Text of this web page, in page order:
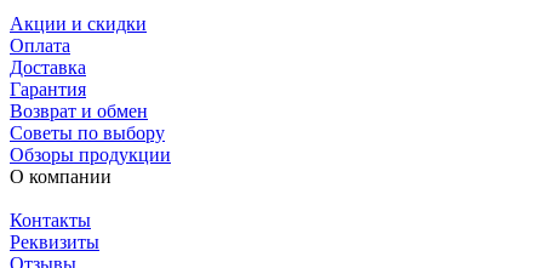
Акции и скидки
Оплата
Доставка
Гарантия
Возврат и обмен
Советы по выбору
Обзоры продукции
О компании
Контакты
Реквизиты